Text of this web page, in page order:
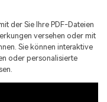
der Sie Ihre PDF-Dateien
versehen oder mit
Sie können interaktive
oder personalisierte